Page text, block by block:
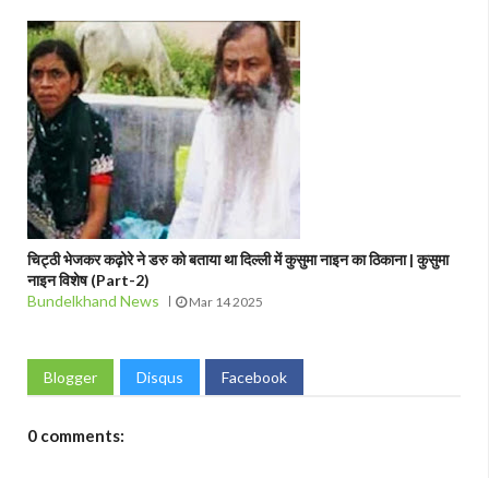
चिट्ठी भेजकर कढ़ोरे ने डरु को बताया था दिल्ली में कुसुमा नाइन का ठिकाना | कुसुमा
नाइन विशेष (Part-2)
Bundelkhand News
Mar 14 2025
Blogger Disqus Facebook
0 comments: